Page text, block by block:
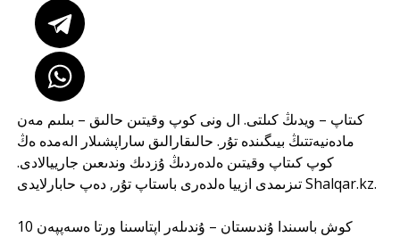
كىتاپ – ويدىڭ كىلتى. ال ونى كوپ وقيتىن حالىق – بىلىم مەن
مادەنيەتتىڭ بيىگىندە تۇر. حالىقارالىق ساراپشىلار الەمدە ەڭ
كوپ كىتاپ وقيتىن ەلدەردىڭ ۇزدىك وندىعىن جارييالادى.
تىزىمدى ازييا ەلدەرى باستاپ تۇر, دەپ حابارلايدىShalqar.kz.
كوش باسىندا ۇندىستان – ۇندىلەر اپتاسىنا ورتا ەسەپپەن 10